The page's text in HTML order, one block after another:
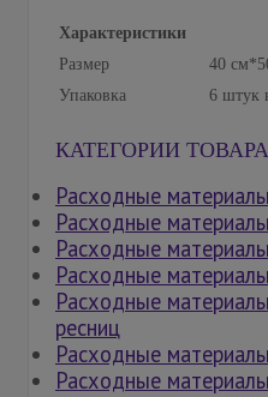
Характеристики
Размер
40
Упаковка
6 штук
КАТЕГОРИИ ТОВАРА
Расходные
Расходные
Расходные
Расходные
Расходные
ресниц
Расходные
Расходные